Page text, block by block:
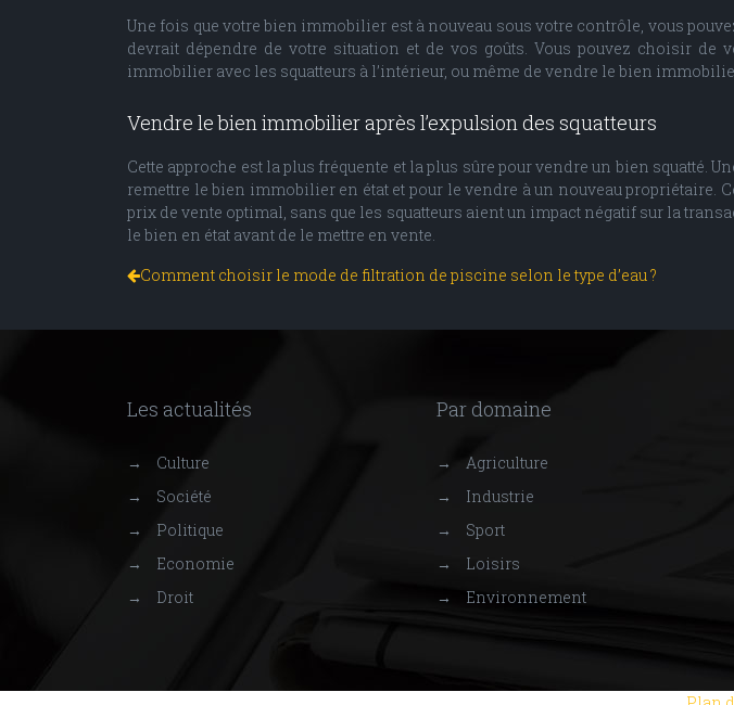
Une fois que votre bien immobilier est à nouveau sous votre contrôle, vous
devrait dépendre de votre situation et de vos goûts. Vous pouvez choisir
immobilier avec les squatteurs à l’intérieur, ou même de vendre le bien
Vendre le bien immobilier après l’expulsion des squatteurs
Cette approche est la plus fréquente et la plus sûre pour vendre un bien squatté.
remettre le bien immobilier en état et pour le vendre à un nouveau propriétaire.
prix de vente optimal, sans que les squatteurs aient un impact négatif sur la
le bien en état avant de le mettre en vente.
Comment choisir le mode de filtration de piscine selon le type d’eau ?
Les actualités
→
Culture
→
Société
→
Politique
→
Economie
→
Droit
Par domaine
→
Agriculture
→
Industrie
→
Sport
→
Loisirs
→
Environnement